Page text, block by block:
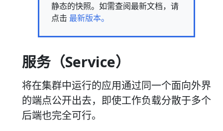
静态的快照。如需查阅最新文档，请
点击 最新版本。
服务（Service）
将在集群中运行的应用通过同一个面向外界
的端点公开出去，即使工作负载分散于多个
后端也完全可行。